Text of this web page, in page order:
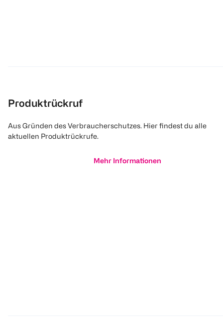
Produktrückruf
Aus Gründen des Verbraucherschutzes. Hier findest du alle
aktuellen Produktrückrufe.
Mehr Informationen